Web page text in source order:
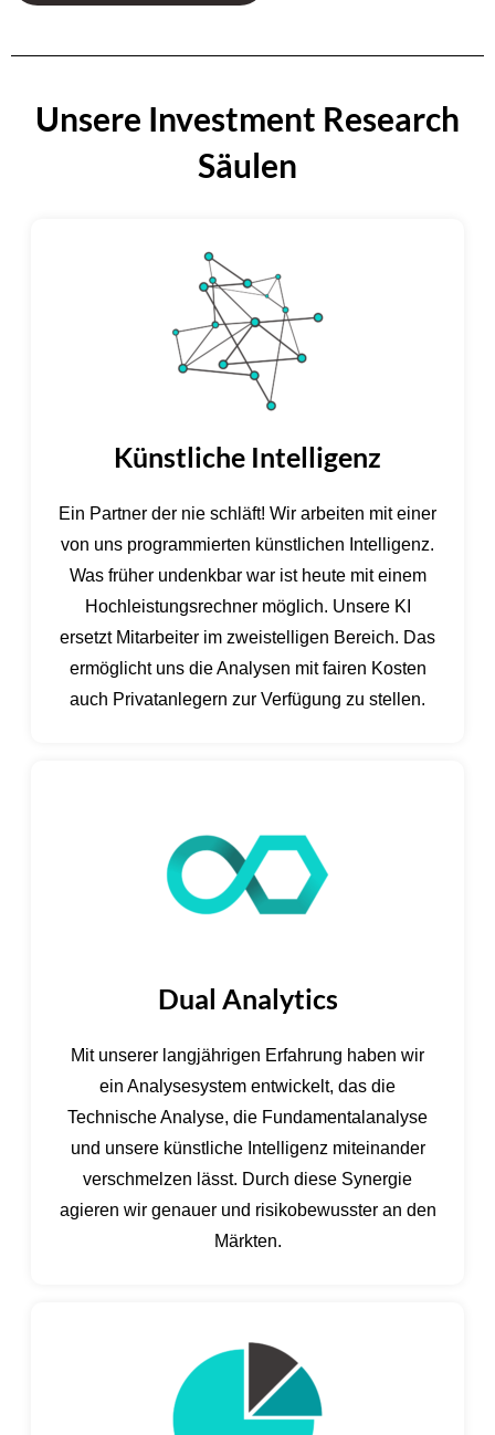
Unsere Investment Research
Säulen
Künstliche Intelligenz
Ein Partner der nie schläft! Wir arbeiten mit einer
von uns programmierten künstlichen Intelligenz.
Was früher undenkbar war ist heute mit einem
Hochleistungsrechner möglich. Unsere KI
ersetzt Mitarbeiter im zweistelligen Bereich. Das
ermöglicht uns die Analysen mit fairen Kosten
auch Privatanlegern zur Verfügung zu stellen.
Dual Analytics
Mit unserer langjährigen Erfahrung haben wir
ein Analysesystem entwickelt, das die
Technische Analyse, die Fundamentalanalyse
und unsere künstliche Intelligenz miteinander
verschmelzen lässt. Durch diese Synergie
agieren wir genauer und risikobewusster an den
Märkten.